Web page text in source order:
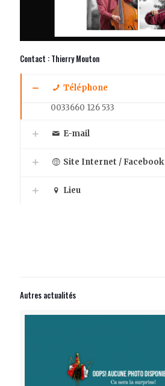
Contact : Thierry Mouton
Téléphone
0033660 126 533
E-mail
Site Internet / Facebook
Lieu
Autres actualités